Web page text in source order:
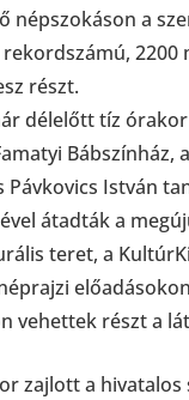
népszokáson a
2200
részt.
délelőtt tíz
Bábszínház,
Pávkovics István
átadták a
teret, a
vehettek részt a
zajlott a hivatalos